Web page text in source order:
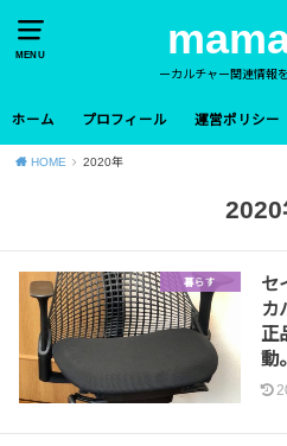
MENU
ーカルチャー関連情報
ホーム プロフィール 運営ポリシー
HOME 2020年
2020
暮らす
セ
カ
正
動。